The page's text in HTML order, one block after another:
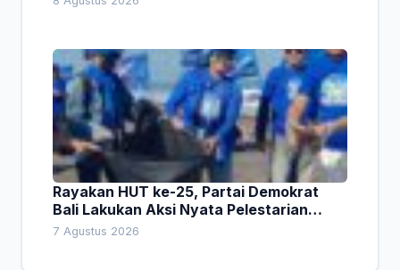
Rayakan HUT ke-25, Partai Demokrat
Bali Lakukan Aksi Nyata Pelestarian
Lingkungan
7 Agustus 2026